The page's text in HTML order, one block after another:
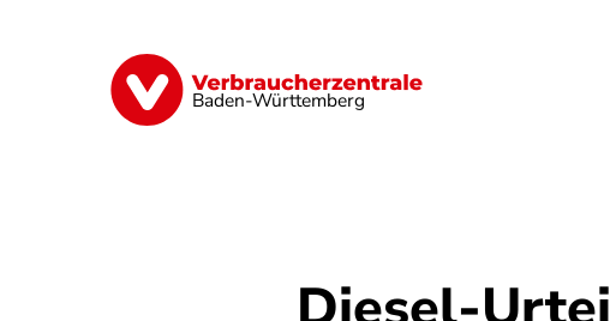
Baden-Württemberg
Geld & Versicherungen Digitales